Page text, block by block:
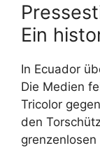
Ein
In Ecuador
Die Medien
Tricolor
den